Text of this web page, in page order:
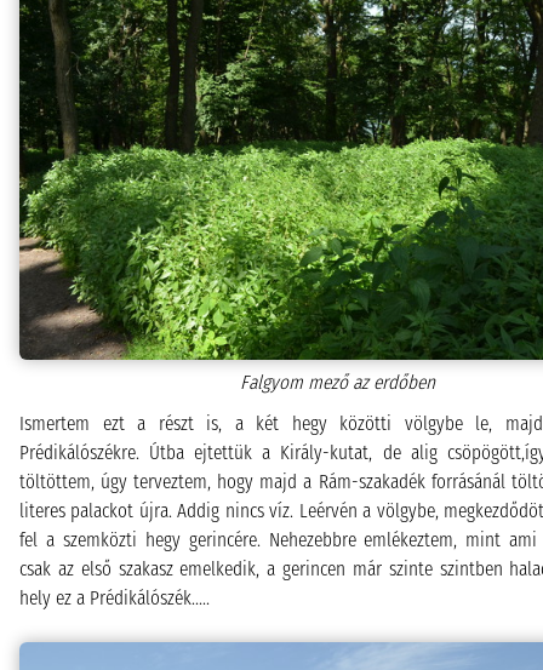
Falgyom mező az erdőben
Ismertem ezt a részt is, a két hegy közötti völgybe le,
Prédikálószékre. Útba ejtettük a Király-kutat, de alig
töltöttem, úgy terveztem, hogy majd a Rám-szakadék forrásánál
literes palackot újra. Addig nincs víz. Leérvén a völgybe,
fel a szemközti hegy gerincére. Nehezebbre emlékeztem, mint
csak az első szakasz emelkedik, a gerincen már szinte szintben
hely ez a Prédikálószék.....